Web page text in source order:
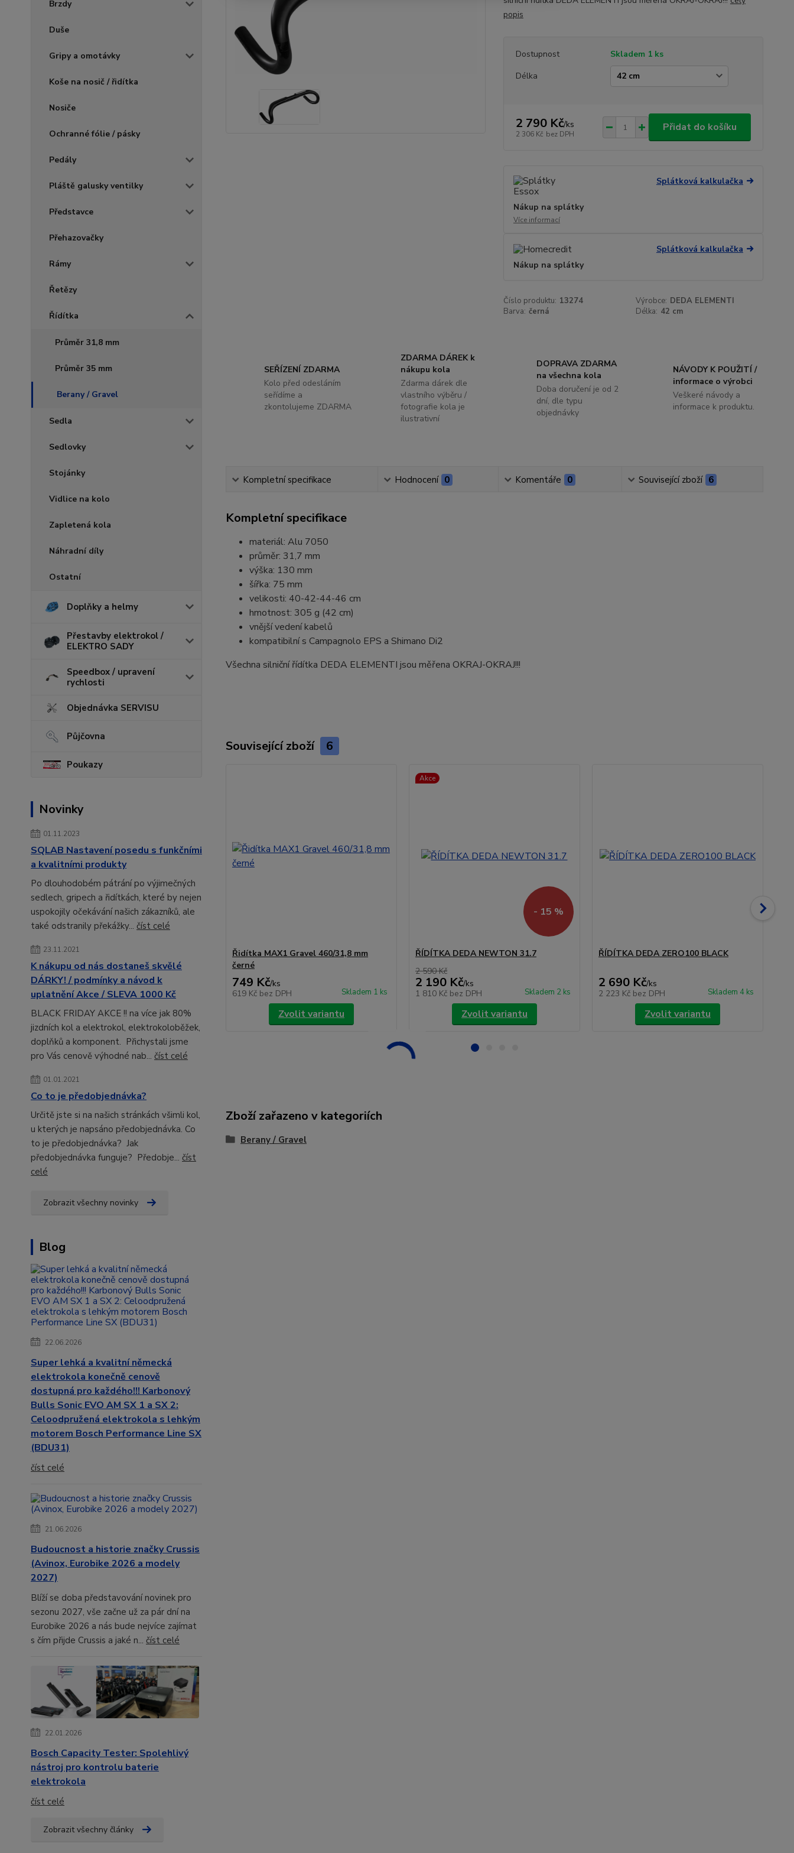
Brzdy
Duše
Gripy a omotávky
Koše na nosič / řidítka
Nosiče
Ochranné fólie / pásky
Pedály
Pláště galusky ventilky
Představce
Přehazovačky
Rámy
Řetězy
Řídítka
Průměr 31,8 mm
Průměr 35 mm
Berany / Gravel
Sedla
Sedlovky
Stojánky
Vidlice na kolo
Zapletená kola
Náhradní díly
Ostatní
Doplňky a helmy
Přestavby elektrokol /
ELEKTRO SADY
Speedbox / upravení
rychlosti
Objednávka SERVISU
Půjčovna
Poukazy
Novinky
01.11.2023
SQLAB Nastavení posedu s funkčními
a kvalitními produkty
Po dlouhodobém pátrání po výjimečných
sedlech, gripech a řidítkách, které by nejen
uspokojily očekávání našich zákazníků, ale
také odstranily překážky... číst celé
23.11.2021
K nákupu od nás dostaneš skvělé
DÁRKY! / podmínky a návod k
uplatnění Akce / SLEVA 1000 Kč
BLACK FRIDAY AKCE !! na více jak 80%
jizdních kol a elektrokol, elektrokoloběžek,
doplňků a komponent. Přichystali jsme
pro Vás cenově výhodné nab... číst celé
01.01.2021
Co to je předobjednávka?
Určitě jste si na našich stránkách všimli kol,
u kterých je napsáno předobjednávka. Co
to je předobjednávka? Jak
předobjednávka funguje? Předobje... číst
celé
Zobrazit všechny novinky
Blog
22.06.2026
Super lehká a kvalitní německá
elektrokola konečně cenově
dostupná pro každého!!! Karbonový
Bulls Sonic EVO AM SX 1 a SX 2:
Celoodpružená elektrokola s lehkým
motorem Bosch Performance Line SX
(BDU31)
číst celé
21.06.2026
Budoucnost a historie značky Crussis
(Avinox, Eurobike 2026 a modely
2027)
Blíží se doba představování novinek pro
sezonu 2027, vše začne už za pár dní na
Eurobike 2026 a nás bude nejvíce zajímat
s čím přijde Crussis a jaké n... číst celé
22.01.2026
Bosch Capacity Tester: Spolehlivý
nástroj pro kontrolu baterie
elektrokola
číst celé
Zobrazit všechny články
popis
Dostupnost
Skladem 1 ks
Délka
2 790 Kč/ks
2 306 Kč bez DPH
Přidat do košíku
Splátková kalkulačka
Nákup na splátky
Více informací
Splátková kalkulačka
Nákup na splátky
Číslo produktu: 13274 Výrobce: DEDA ELEMENTI
Barva: černá Délka: 42 cm
SEŘÍZENÍ ZDARMA
Kolo před odesláním
seřídíme a
zkontolujeme ZDARMA
ZDARMA DÁREK k
nákupu kola
Zdarma dárek dle
vlastního výběru /
fotografie kola je
ilustrativní
DOPRAVA ZDARMA
na všechna kola
Doba doručení je od 2
dní, dle typu
objednávky
NÁVODY K POUŽITÍ /
informace o výrobci
Veškeré návody a
informace k produktu.
Kompletní specifikace Hodnocení 0 Komentáře 0 Související zboží 6
Kompletní specifikace
materiál: Alu 7050
průměr: 31,7 mm
výška: 130 mm
šířka: 75 mm
velikosti: 40-42-44-46 cm
hmotnost: 305 g (42 cm)
vnější vedení kabelů
kompatibilní s Campagnolo EPS a Shimano Di2
Všechna silniční řídítka DEDA ELEMENTI jsou měřena OKRAJ-OKRAJ!!!
Související zboží 6
Řidítka MAX1 Gravel 460/31,8 mm
černé
749 Kč/ks
619 Kč bez DPH Skladem 1 ks
Zvolit variantu
Akce
- 15 %
ŘÍDÍTKA DEDA NEWTON 31.7
2 590 Kč
2 190 Kč/ks
1 810 Kč bez DPH Skladem 2 ks
Zvolit variantu
ŘÍDÍTKA DEDA ZERO100 BLACK
2 690 Kč/ks
2 223 Kč bez DPH Skladem 4 ks
Zvolit variantu
Zboží zařazeno v kategoriích
Berany / Gravel